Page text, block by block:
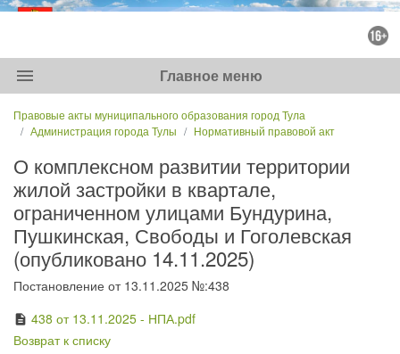
menu Главное меню
Правовые акты муниципального образования город Тула
Администрация города Тулы
Нормативный правовой акт
О комплексном развитии территории
жилой застройки в квартале,
ограниченном улицами Бундурина,
Пушкинская, Свободы и Гоголевская
(опубликовано 14.11.2025)
Постановление от 13.11.2025 №:438
description 438 от 13.11.2025 - НПА.pdf
Возврат к списку